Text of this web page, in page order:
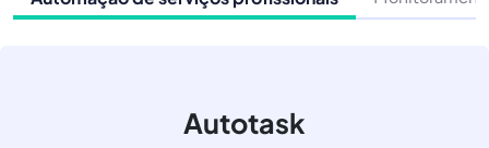
Autotask